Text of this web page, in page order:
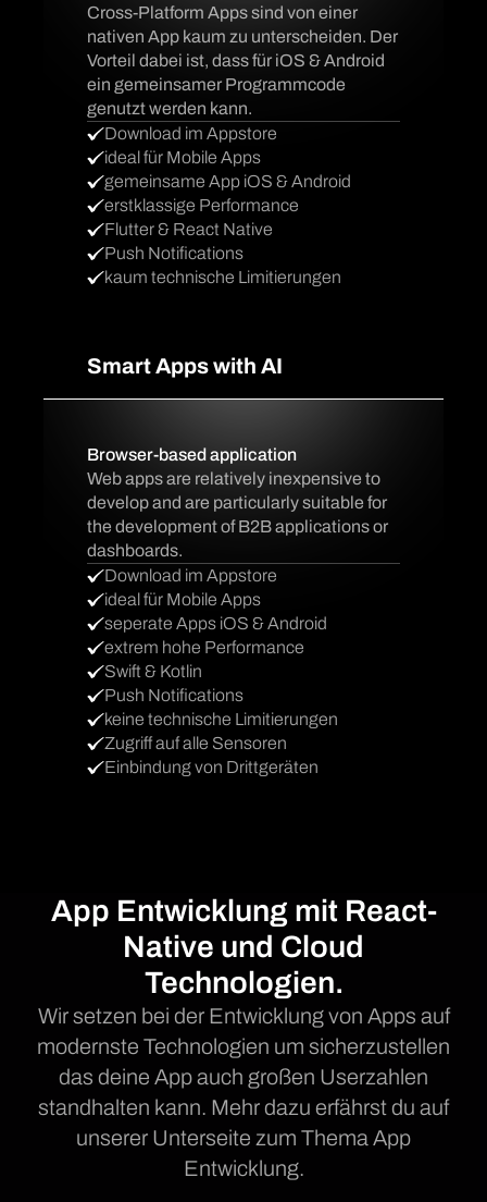
Cross-Platform Apps sind von einer
nativen App kaum zu unterscheiden. Der
Vorteil dabei ist, dass für iOS & Android
ein gemeinsamer Programmcode
genutzt werden kann.
Download im Appstore
ideal für Mobile Apps
gemeinsame App iOS & Android
erstklassige Performance
Flutter & React Native
Push Notifications
kaum technische Limitierungen
Smart Apps with AI
Browser-based application
Web apps are relatively inexpensive to
develop and are particularly suitable for
the development of B2B applications or
dashboards.
Download im Appstore
ideal für Mobile Apps
seperate Apps iOS & Android
extrem hohe Performance
Swift & Kotlin
Push Notifications
keine technische Limitierungen
Zugriff auf alle Sensoren
Einbindung von Drittgeräten
App Entwicklung mit React-
Native und Cloud
Technologien.
Wir setzen bei der Entwicklung von Apps auf
modernste Technologien um sicherzustellen
das deine App auch großen Userzahlen
standhalten kann. Mehr dazu erfährst du auf
unserer Unterseite zum Thema App
Entwicklung.